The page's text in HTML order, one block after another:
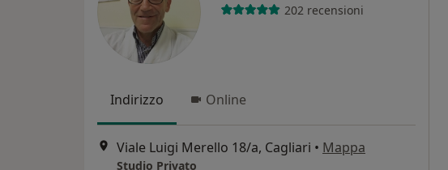
202 recensioni
Indirizzo Online
Viale Luigi Merello 18/a, Cagliari • Mappa
Studio Privato